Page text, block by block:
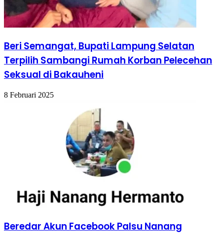
Beri Semangat, Bupati Lampung Selatan
Terpilih Sambangi Rumah Korban Pelecehan
Seksual di Bakauheni
8 Februari 2025
Beredar Akun Facebook Palsu Nanang